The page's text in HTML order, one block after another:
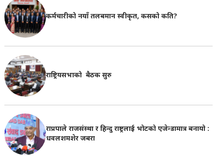
कर्मचारीको नयाँ तलबमान स्वीकृत, कसको कति?
राष्ट्रियसभाको बैठक सुरु
राप्रपाले राजसंस्था र हिन्दु राष्ट्रलाई भोटको एजेन्डामात्र बनायो :
धवलशमशेर जबरा